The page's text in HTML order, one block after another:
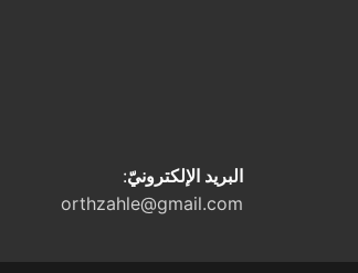
البريد الإلكترونيّ:
orthzahle@gmail.com